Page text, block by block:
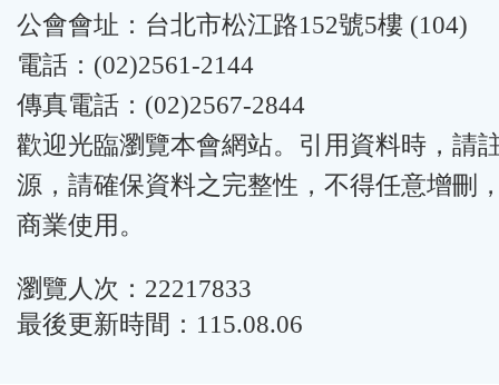
公會會址：台北市松江路152號5樓 (104)
電話：(02)2561-2144
傳真電話：(02)2567-2844
歡迎光臨瀏覽本會網站。引用資料時，請
源，請確保資料之完整性，不得任意增刪
商業使用。
瀏覽人次：22217833
最後更新時間：115.08.06